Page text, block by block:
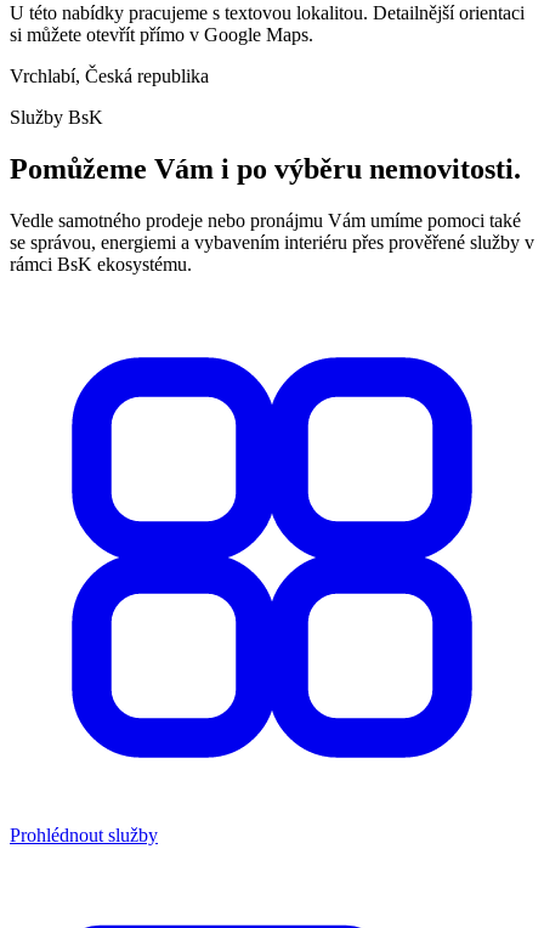
U této nabídky pracujeme s textovou lokalitou. Detailnější orientaci
si můžete otevřít přímo v Google Maps.
Vrchlabí, Česká republika
Služby BsK
Pomůžeme Vám i po výběru nemovitosti.
Vedle samotného prodeje nebo pronájmu Vám umíme pomoci také
se správou, energiemi a vybavením interiéru přes prověřené služby v
rámci BsK ekosystému.
Prohlédnout služby